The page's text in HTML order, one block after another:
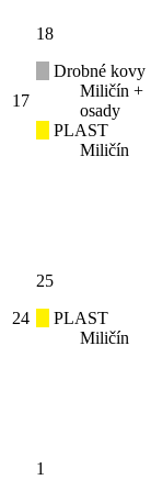
17
18
Drobné kovy
Miličín +
osady
PLAST
Miličín
24
25
PLAST
Miličín
1